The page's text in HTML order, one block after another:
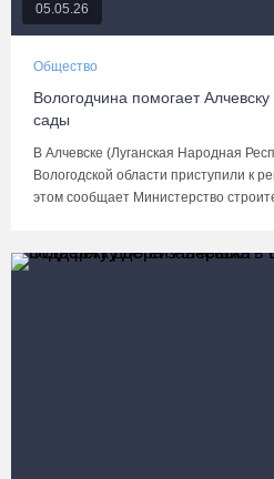
05.05.26
Общество
Вологодчина помогает
сады
В Алчевске (Луганская Народная
Вологодской области приступили к
этом сообщает Министерство